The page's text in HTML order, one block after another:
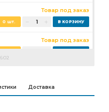
Товар под заказ
0 шт.
Товар под заказ
Доставка